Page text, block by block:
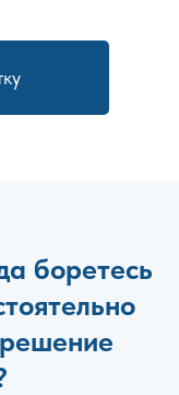
боретесь